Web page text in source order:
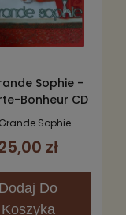
Sophie –
Bonheur CD
Sophie
zł
Dodaj Do
Koszyka